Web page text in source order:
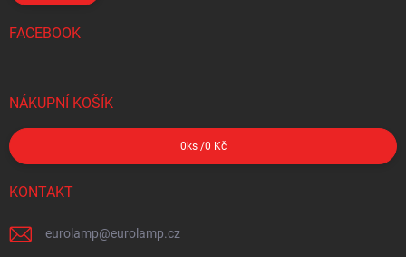
FACEBOOK
NÁKUPNÍ KOŠÍK
0 ks /0 Kč
KONTAKT
eurolamp@eurolamp.cz